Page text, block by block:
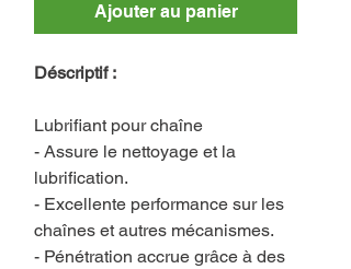
Ajouter au panier
Déscriptif :
Lubrifiant pour chaîne
- Assure le nettoyage et la
lubrification.
- Excellente performance sur les
chaînes et autres mécanismes.
- Pénétration accrue grâce à des